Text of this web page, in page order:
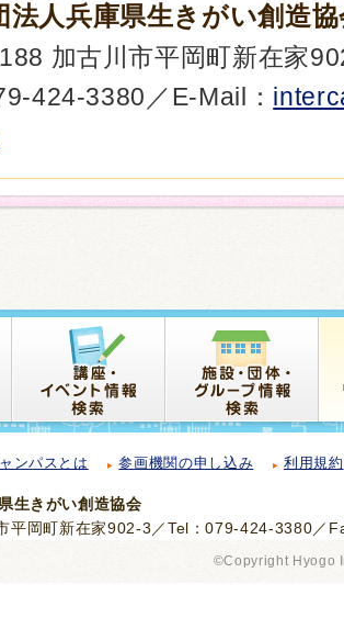
法人兵庫県生きがい創造
加古川市平岡町新在家
424-3380／E-Mail：
ンパスとは 参画機関の申し込み 利用規約
生きがい創造協会
平岡町新在家902-3／Tel：079-424-3380／
©Copyright Hyogo